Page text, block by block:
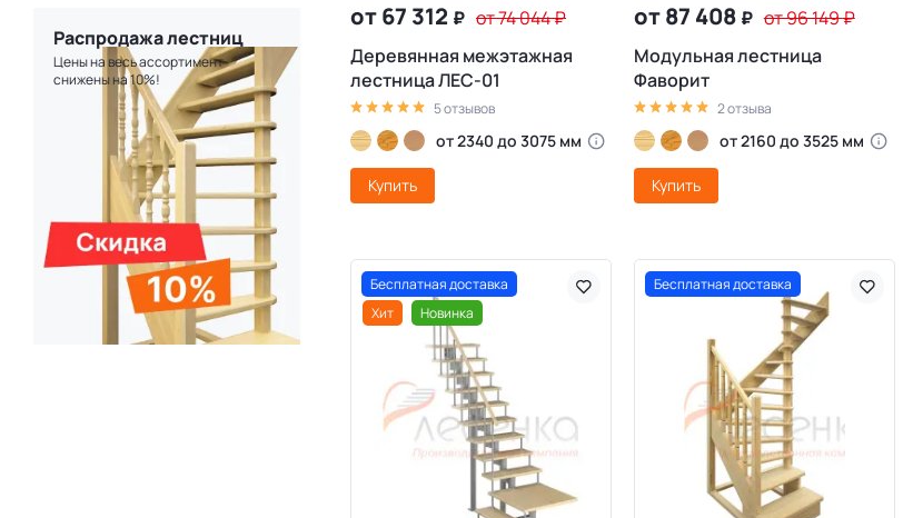
Распродажа лестниц
Цены на весь ассортимент
снижены на 10%!
от 67 312 ₽ от 74 044₽
Деревянная межэтажная
лестница ЛЕС-01
5 отзывов
от 2340 до 3075 мм
Купить
от 87 408 ₽ от 96 149₽
Модульная лестница
Фаворит
2 отзыва
от 2160 до 3525 мм
Купить
Бесплатная доставка
Хит
Новинка
Бесплатная доставка